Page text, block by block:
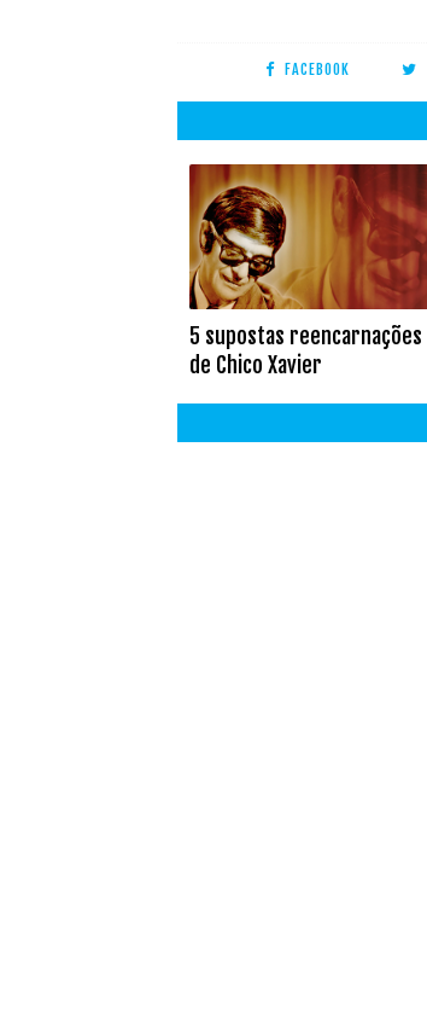
FACEBOOK
5 supostas reencarnações
de Chico Xavier